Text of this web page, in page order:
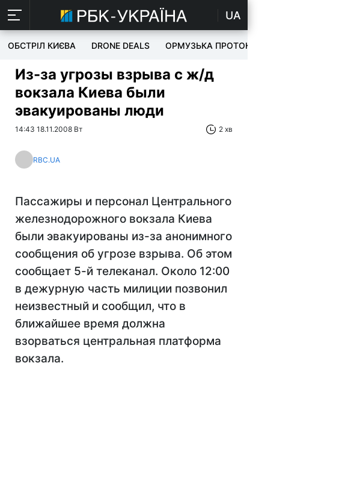
UA
ОБСТРІЛ КИЄВА DRONE DEALS ОРМУЗЬКА ПРОТОКА
Из-за угрозы взрыва с ж/д
вокзала Киева были
эвакуированы люди
14:43 18.11.2008 Вт 2 хв
RBC.UA
Пассажиры и персонал Центрального
железнодорожного вокзала Киева
были эвакуированы из-за анонимного
сообщения об угрозе взрыва. Об этом
сообщает 5-й телеканал. Около 12:00
в дежурную часть милиции позвонил
неизвестный и сообщил, что в
ближайшее время должна
взорваться центральная платформа
вокзала.